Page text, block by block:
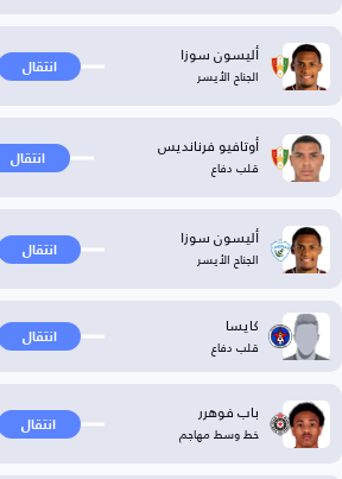
أليسون سوزا
الجناح الأيسر انتقال
أوتافيو فرنانديس
قلب دفاع انتقال
أليسون سوزا
الجناح الأيسر انتقال
كايسا
قلب دفاع انتقال
باب فوهرر
خط وسط مهاجم انتقال